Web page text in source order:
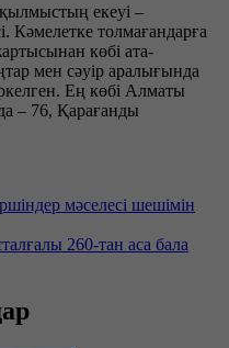
қылмыстың екеуі –
Кәмелетке толмағандарға
көбі ата-
мен сәуір аралығында
Ең көбі Алматы
– 76, Қарағанды
мәселесі шешімін
260-тан аса бала